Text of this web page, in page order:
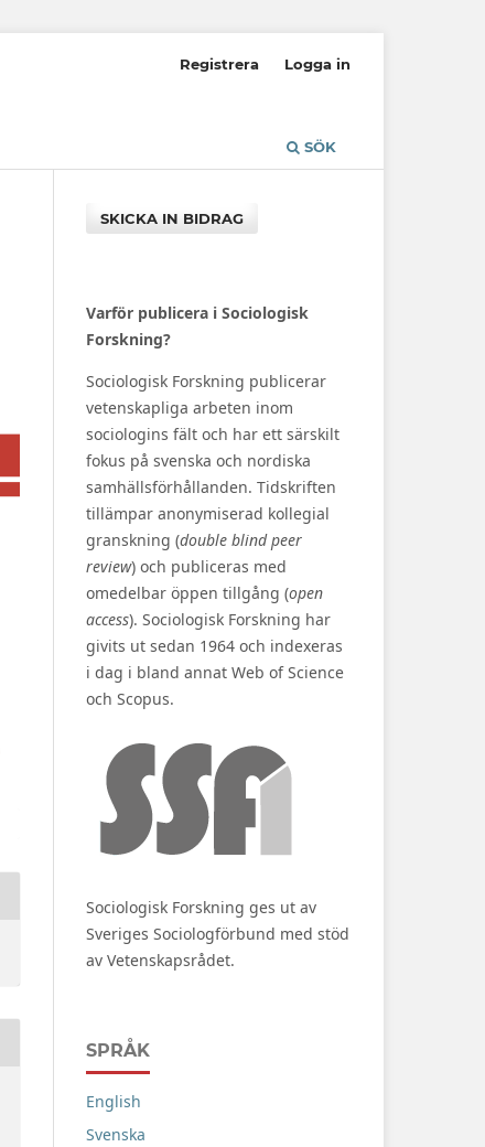
SÖK
Registrera Logga in
SKICKA IN BIDRAG
Varför publicera i Sociologisk
Forskning?
Sociologisk Forskning publicerar
vetenskapliga arbeten inom
sociologins fält och har ett särskilt
fokus på svenska och nordiska
samhällsförhållanden. Tidskriften
tillämpar anonymiserad kollegial
granskning (double blind peer
review) och publiceras med
omedelbar öppen tillgång (open
access). Sociologisk Forskning har
givits ut sedan 1964 och indexeras
i dag i bland annat Web of Science
och Scopus.
Sociologisk Forskning ges ut av
Sveriges Sociologförbund med stöd
av Vetenskapsrådet.
SPRÅK
English
Svenska